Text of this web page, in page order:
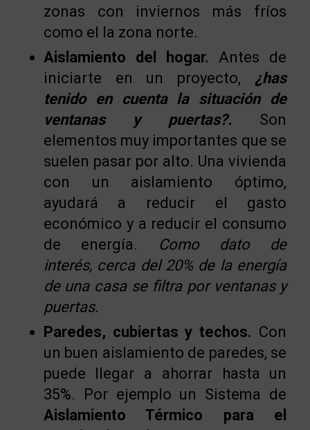
zonas con inviernos más fríos
como el la zona norte.
Aislamiento del hogar. Antes de
iniciarte en un proyecto, ¿has
tenido en cuenta la situación de
ventanas y puertas?.
Son
elementos muy importantes que se
suelen pasar por alto. Una vivienda
con un aislamiento óptimo,
ayudará a reducir el gasto
económico y a reducir el consumo
de energía.
Como dato de
interés,cerca del 20% de la energía
de una casa se filtra por ventanas y
puertas.
Paredes, cubiertas y techos. Con
un buen aislamiento de paredes, se
puede llegar a ahorrar hasta un
35%. Por ejemplo un Sistema de
Aislamiento Térmico para el